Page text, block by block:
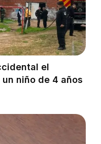
el
niño de 4 años